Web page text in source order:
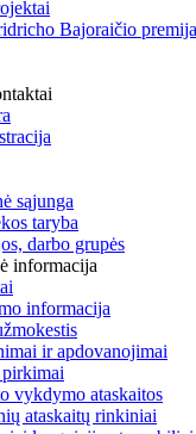
Bajoraičio premija
sąjunga
taryba
darbo grupės
informacija
informacija
ir apdovanojimai
vykdymo ataskaitos
ataskaitų rinkiniai